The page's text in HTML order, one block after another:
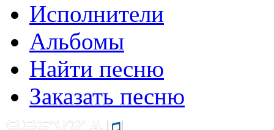
Исполнители
Альбомы
Найти песню
Заказать песню